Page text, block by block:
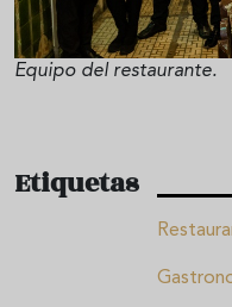
Equipo del restaurante.
Etiquetas